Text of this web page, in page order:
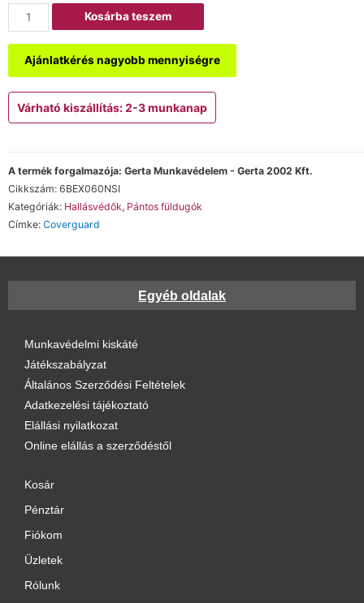
Kosárba teszem
Ajánlatkérés nagyobb mennyiségre
Várható kiszállítás: 2-3 munkanap
A termék forgalmazója: Gerta Munkavédelem - Gerta 2002 Kft.
Cikkszám: 6BEX060NSI
Kategóriák: Hallásvédők, Pántos füldugók
Címke: Coverguard
Egyéb oldalak
Munkavédelmi kiskáté
Játékszabályzat
Általános Szerződési Feltételek
Adatkezelési tájékoztató
Elállási nyilatkozat
Online elállás a szerződéstől
Kosár
Pénztár
Fiókom
Üzletek
Rólunk